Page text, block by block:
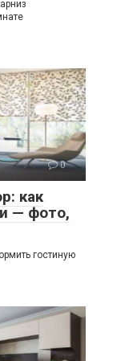
0
как
— фото,
гостиную